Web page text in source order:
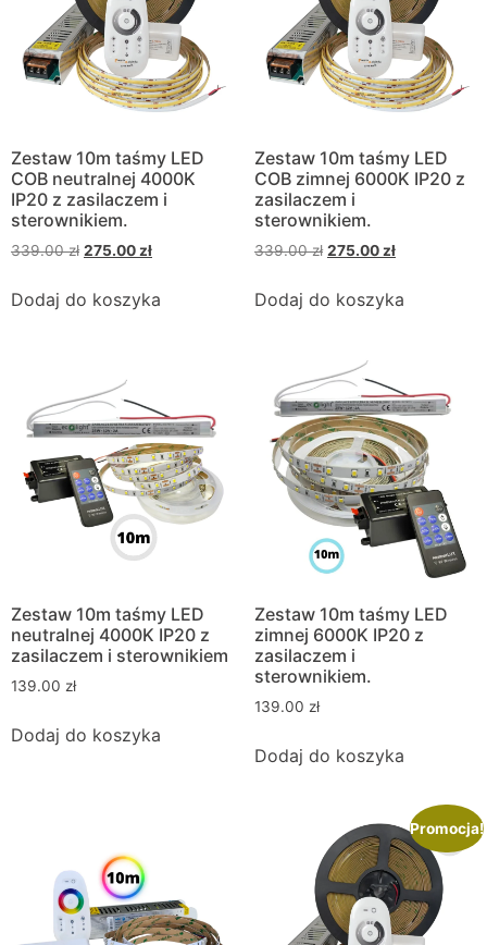
Zestaw 10m taśmy LED
COB neutralnej 4000K
IP20 z zasilaczem i
sterownikiem.
339.00zł 275.00 zł
Dodaj do koszyka
Zestaw 10m taśmy LED
COB zimnej 6000K IP20 z
zasilaczem i
sterownikiem.
339.00zł 275.00 zł
Dodaj do koszyka
Zestaw 10m taśmy LED
neutralnej 4000K IP20 z
zasilaczem i sterownikiem
139.00 zł
Dodaj do koszyka
Zestaw 10m taśmy LED
zimnej 6000K IP20 z
zasilaczem i
sterownikiem.
139.00 zł
Dodaj do koszyka
Promocja!